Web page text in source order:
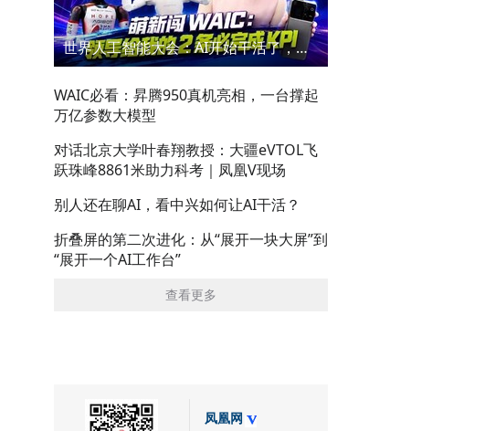
世界人工智能大会：AI开始干活了，但到底干的怎么样？萌新闯WAIC
WAIC必看：昇腾950真机亮相，一台撑起
万亿参数大模型
对话北京大学叶春翔教授：大疆eVTOL飞
跃珠峰8861米助力科考｜凤凰V现场
别人还在聊AI，看中兴如何让AI干活？
折叠屏的第二次进化：从“展开一块大屏”到
“展开一个AI工作台”
查看更多
凤凰网